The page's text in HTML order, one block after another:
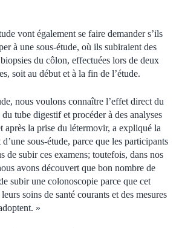
vont également se faire demander s’ils
à une sous-étude, où ils subiraient des
du côlon, effectuées lors de deux
soit au début et à la fin de l’étude.
nous voulons connaître l’effet direct du
tube digestif et procéder à des analyses
après la prise du létermovir, a expliqué la
sous-étude, parce que les participants
de subir ces examens; toutefois, dans nos
avons découvert que bon nombre de
subir une colonoscopie parce que cet
soins de santé courants et des mesures
»